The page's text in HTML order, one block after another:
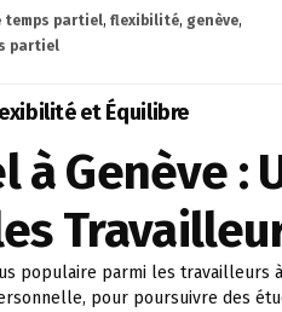
temps partiel, flexibilité, genève,
partiel
et Équilibre
à Genève :
populaire parmi les travailleurs à
pour poursuivre des